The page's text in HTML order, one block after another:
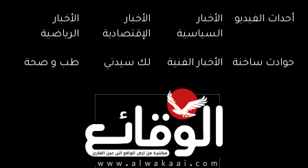
أحداث الفيديو
الأخبار
السياسية
الأخبار
الإقتصادية
الأخبار
الرياضية
حوادث ساخنة الأخبار الفنية لك سيدتي طب و صحة